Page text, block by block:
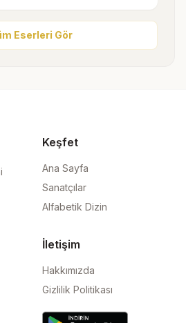
Eserleri Gör
Keşfet
Ana Sayfa
Sanatçılar
Alfabetik Dizin
İletişim
Hakkımızda
Gizlilik Politikası